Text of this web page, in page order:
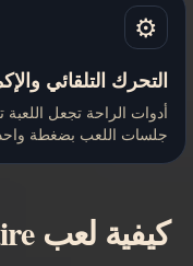
⚙️
التحرك التلقائي
أدوات الراحة تجعل
جلسات اللعب بضغطة
كيفية لعب Kenney Solitaire